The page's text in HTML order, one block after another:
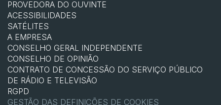
PROVEDORA DO OUVINTE
ACESSIBILIDADES
SATÉLITES
A EMPRESA
CONSELHO GERAL INDEPENDENTE
CONSELHO DE OPINIÃO
CONTRATO DE CONCESSÃO DO SERVIÇO PÚBLICO
DE RÁDIO E TELEVISÃO
RGPD
GESTÃO DAS DEFINIÇÕES DE COOKIES